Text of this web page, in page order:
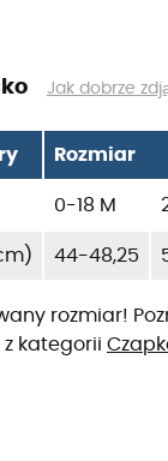
Jak dobrze
Rozmiar
0-18 M
44-48,25
rozmiar!
kategorii